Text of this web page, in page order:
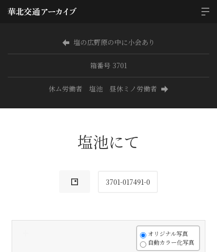
塩の広野原の中に小会あり
箱番号 3701
休ム労働者 塩池 昼休ミノ労働者
塩池にて
3701-017491-0
オリジナル写真
自動カラー化写真